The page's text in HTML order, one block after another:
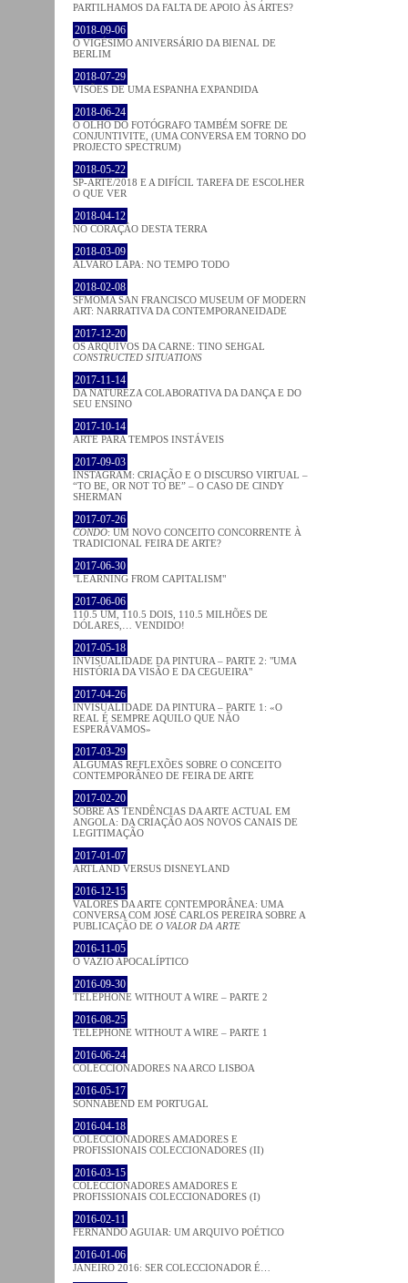
PARTILHAMOS DA FALTA DE APOIO ÀS ARTES?
2018-09-06
O VIGÉSIMO ANIVERSÁRIO DA BIENAL DE
BERLIM
2018-07-29
VISÕES DE UMA ESPANHA EXPANDIDA
2018-06-24
O OLHO DO FOTÓGRAFO TAMBÉM SOFRE DE
CONJUNTIVITE, (UMA CONVERSA EM TORNO DO
PROJECTO SPECTRUM)
2018-05-22
SP-ARTE/2018 E A DIFÍCIL TAREFA DE ESCOLHER
O QUE VER
2018-04-12
NO CORAÇÂO DESTA TERRA
2018-03-09
ÁLVARO LAPA: NO TEMPO TODO
2018-02-08
SFMOMA SAN FRANCISCO MUSEUM OF MODERN
ART: NARRATIVA DA CONTEMPORANEIDADE
2017-12-20
OS ARQUIVOS DA CARNE: TINO SEHGAL
CONSTRUCTED SITUATIONS
2017-11-14
DA NATUREZA COLABORATIVA DA DANÇA E DO
SEU ENSINO
2017-10-14
ARTE PARA TEMPOS INSTÁVEIS
2017-09-03
INSTAGRAM: CRIAÇÃO E O DISCURSO VIRTUAL –
“TO BE, OR NOT TO BE” – O CASO DE CINDY
SHERMAN
2017-07-26
CONDO: UM NOVO CONCEITO CONCORRENTE À
TRADICIONAL FEIRA DE ARTE?
2017-06-30
"LEARNING FROM CAPITALISM"
2017-06-06
110.5 UM, 110.5 DOIS, 110.5 MILHÕES DE
DÓLARES,… VENDIDO!
2017-05-18
INVISUALIDADE DA PINTURA – PARTE 2: "UMA
HISTÓRIA DA VISÃO E DA CEGUEIRA"
2017-04-26
INVISUALIDADE DA PINTURA – PARTE 1: «O
REAL É SEMPRE AQUILO QUE NÃO
ESPERÁVAMOS»
2017-03-29
ALGUMAS REFLEXÕES SOBRE O CONCEITO
CONTEMPORÂNEO DE FEIRA DE ARTE
2017-02-20
SOBRE AS TENDÊNCIAS DA ARTE ACTUAL EM
ANGOLA: DA CRIAÇÃO AOS NOVOS CANAIS DE
LEGITIMAÇÃO
2017-01-07
ARTLAND VERSUS DISNEYLAND
2016-12-15
VALORES DA ARTE CONTEMPORÂNEA: UMA
CONVERSA COM JOSÉ CARLOS PEREIRA SOBRE A
PUBLICAÇÃO DE O VALOR DA ARTE
2016-11-05
O VAZIO APOCALÍPTICO
2016-09-30
TELEPHONE WITHOUT A WIRE – PARTE 2
2016-08-25
TELEPHONE WITHOUT A WIRE – PARTE 1
2016-06-24
COLECCIONADORES NA ARCO LISBOA
2016-05-17
SONNABEND EM PORTUGAL
2016-04-18
COLECCIONADORES AMADORES E
PROFISSIONAIS COLECCIONADORES (II)
2016-03-15
COLECCIONADORES AMADORES E
PROFISSIONAIS COLECCIONADORES (I)
2016-02-11
FERNANDO AGUIAR: UM ARQUIVO POÉTICO
2016-01-06
JANEIRO 2016: SER COLECCIONADOR É…